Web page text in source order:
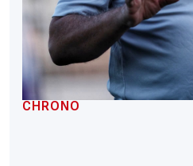
CHRONO